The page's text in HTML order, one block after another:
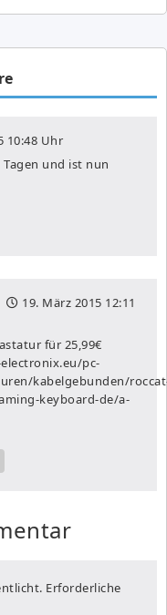
10:48 Uhr
und ist nun
19. März 2015 12:11
für 25,99€
pc-
kabelgebunden/
keyboard-de/a-
Erforderliche